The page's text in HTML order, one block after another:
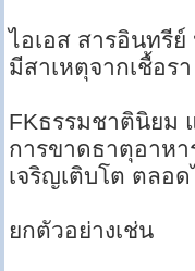
ไอเอส สารอินทรี
มีสาเหตุจากเชื้อรา
FKธรรมชาตินิยม
การขาดธาตุอาหา
เจริญเติบโต ตลอ
ยกตัวอย่างเช่น